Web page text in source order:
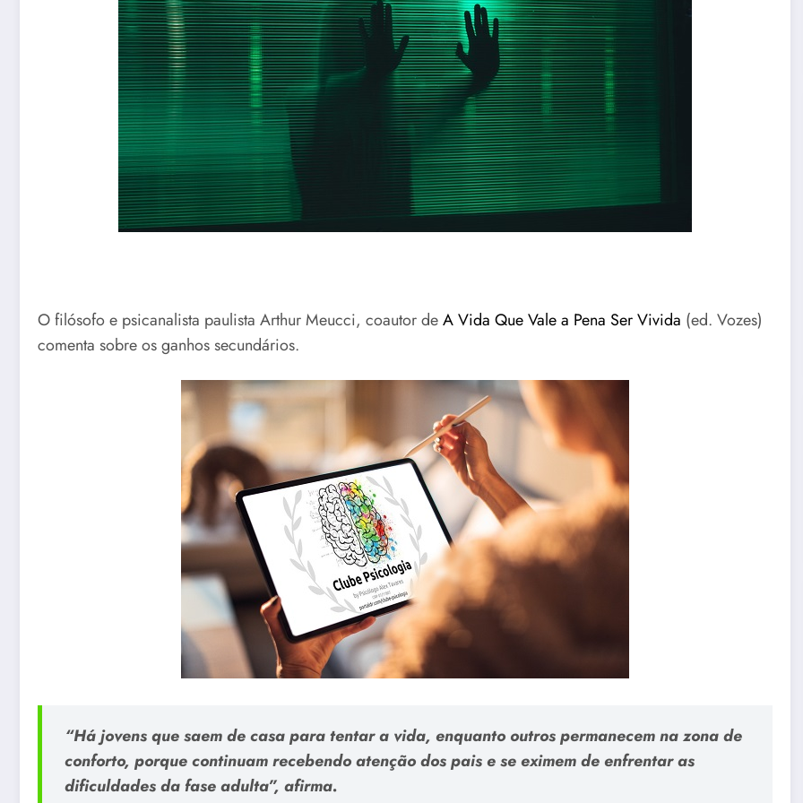
O filósofo e psicanalista paulista Arthur Meucci, coautor deA Vida Que Vale a Pena Ser Vivida (ed. Vozes)
comenta sobre os ganhos secundários.
“Há jovens que saem de casa para tentar a vida, enquanto outros permanecem na zona de
conforto, porque continuam recebendo atenção dos pais e se eximem de enfrentar as
dificuldades da fase adulta”, afirma.